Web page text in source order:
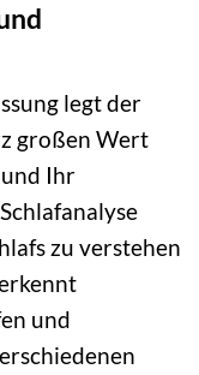
legt der
großen Wert
Ihr
zu verstehen
und